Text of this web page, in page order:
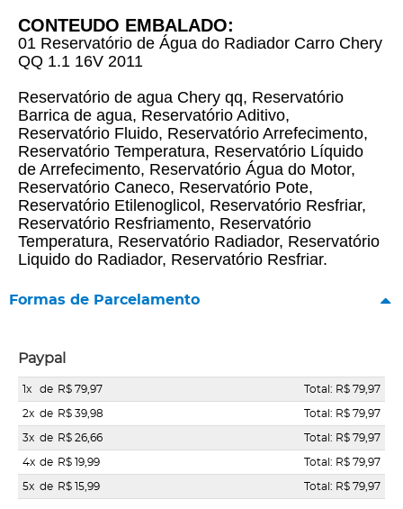
CONTEUDO EMBALADO:
01 Reservatório de Água do Radiador Carro Chery
QQ 1.1 16V 2011
Reservatório de agua Chery qq, Reservatório
Barrica de agua, Reservatório Aditivo,
Reservatório Fluido, Reservatório Arrefecimento,
Reservatório Temperatura, Reservatório Líquido
de Arrefecimento, Reservatório Água do Motor,
Reservatório Caneco, Reservatório Pote,
Reservatório Etilenoglicol, Reservatório Resfriar,
Reservatório Resfriamento, Reservatório
Temperatura, Reservatório Radiador, Reservatório
Liquido do Radiador, Reservatório Resfriar.
Formas de Parcelamento
Paypal
1x de R$ 79,97 Total: R$ 79,97
2x de R$ 39,98 Total: R$ 79,97
3x de R$ 26,66 Total: R$ 79,97
4x de R$ 19,99 Total: R$ 79,97
5x de R$ 15,99 Total: R$ 79,97